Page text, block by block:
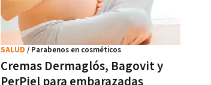
Cremas Dermaglós, Bagovit y
PerPiel para embarazadas
SALUD / Parabenos en cosméticos